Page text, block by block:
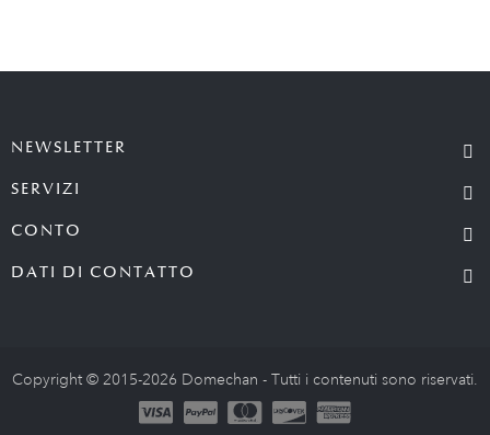
NEWSLETTER
SERVIZI
CONTO
DATI DI CONTATTO
Copyright © 2015-2026 Domechan - Tutti i contenuti sono riservati.